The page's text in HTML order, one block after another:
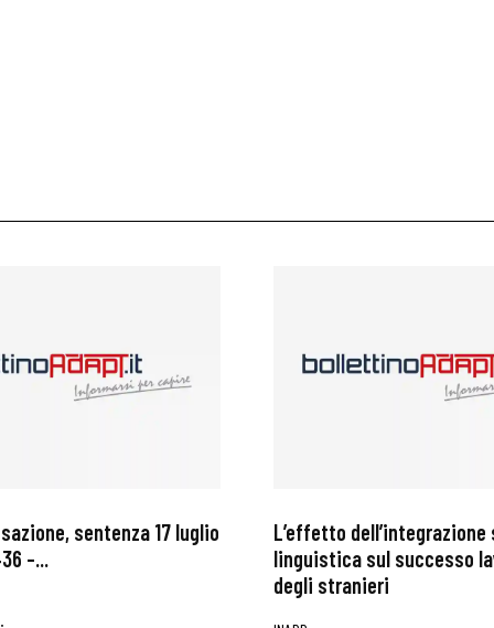
sentenza 17 luglio
–...
L’effetto dell’integrazione
linguistica sul successo
degli stranieri